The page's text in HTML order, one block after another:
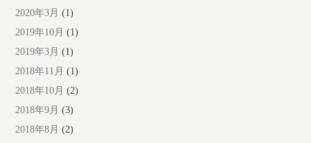
2020年3月 (1)
2019年10月 (1)
2019年3月 (1)
2018年11月 (1)
2018年10月 (2)
2018年9月 (3)
2018年8月 (2)